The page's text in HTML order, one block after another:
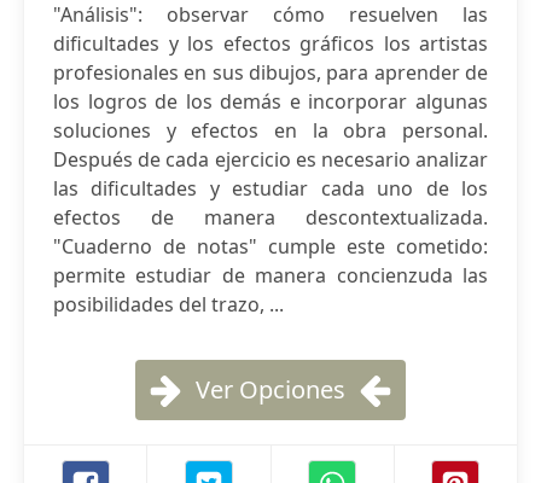
"Análisis": observar cómo resuelven las
dificultades y los efectos gráficos los artistas
profesionales en sus dibujos, para aprender de
los logros de los demás e incorporar algunas
soluciones y efectos en la obra personal.
Después de cada ejercicio es necesario analizar
las dificultades y estudiar cada uno de los
efectos de manera descontextualizada.
"Cuaderno de notas" cumple este cometido:
permite estudiar de manera concienzuda las
posibilidades del trazo, ...
Ver Opciones